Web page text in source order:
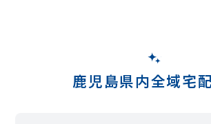
鹿児島県内全域宅